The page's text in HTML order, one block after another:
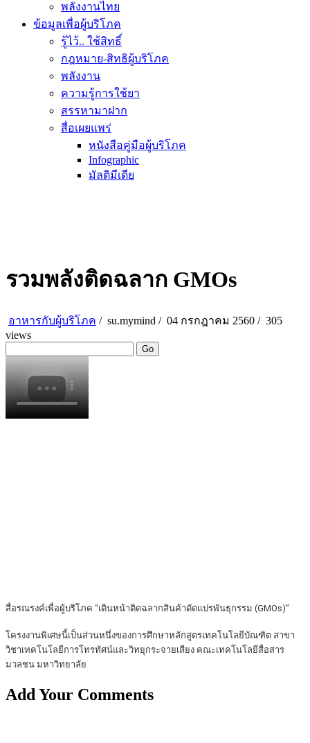
พลังงานไทย
ข้อมูลเพื่อผู้บริโภค
รู้ไว้.. ใช้สิทธิ์
กฎหมาย-สิทธิผู้บริโภค
พลังงาน
ความรู้การใช้ยา
สรรหามาฝาก
สื่อเผยแพร่
หนังสือคู่มือผู้บริโภค
Infographic
มัลติมีเดีย
รวมพลังติดฉลาก GMOs
อาหารกับผู้บริโภค / su.mymind / 04 กรกฎาคม 2560 / 305
views
Go
สื่อรณรงค์เพื่อผู้บริโภค “เดินหน้าติดฉลากสินค้าดัดแปรพันธุกรรม (GMOs)”
โครงงานพิเศษนี้เป็นส่วนหนึ่งของการศึกษาหลักสูตรเทคโนโลยีบัณฑิต สาขา
วิชาเทคโนโลยีการโทรทัศน์และวิทยุกระจายเสียง คณะเทคโนโลยีสื่อสาร
มวลชน มหาวิทยาลัย
Add Your Comments